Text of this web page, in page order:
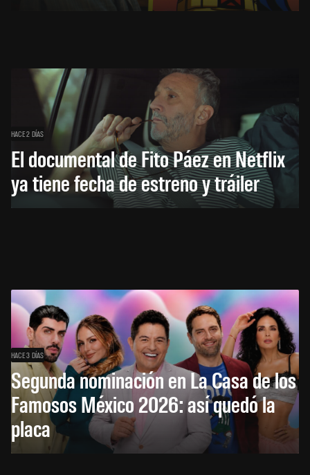
HACE 2 DÍAS
El documental de Fito Páez en Netflix
ya tiene fecha de estreno y tráiler
HACE 3 DÍAS
Segunda nominación en La Casa de los
Famosos México 2026: así quedó la
placa